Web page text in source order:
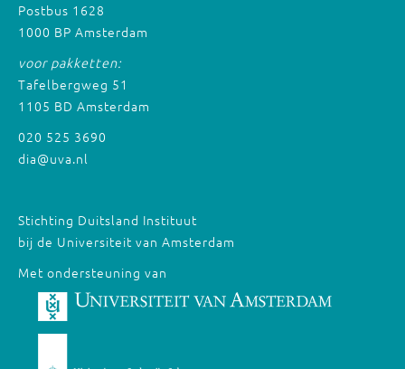
Postbus 1628
1000 BP Amsterdam
voor pakketten:
Tafelbergweg 51
1105 BD Amsterdam
020 525 3690
dia@uva.nl
Stichting Duitsland Instituut
bij de Universiteit van Amsterdam
Met ondersteuning van